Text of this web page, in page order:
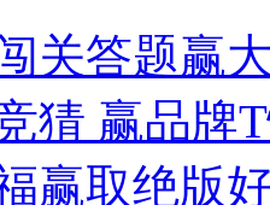
关答题赢
猜 赢品牌
赢取绝版